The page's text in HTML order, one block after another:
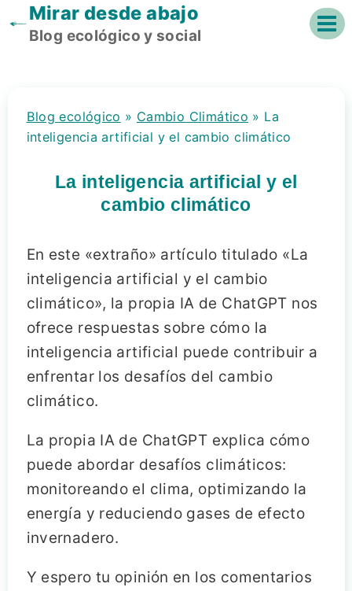
SaltarMirar desde abajo
Blog ecológico y social
Blog ecológico » Cambio Climático » La
inteligencia artificial y el cambio climático
La inteligencia artificial y el
cambio climático
En este «extraño» artículo titulado «La
inteligencia artificial y el cambio
climático», la propia IA de ChatGPT nos
ofrece respuestas sobre cómo la
inteligencia artificial puede contribuir a
enfrentar los desafíos del cambio
climático.
La propia IA de ChatGPT explica cómo
puede abordar desafíos climáticos:
monitoreando el clima, optimizando la
energía y reduciendo gases de efecto
invernadero.
Y espero tu opinión en los comentarios